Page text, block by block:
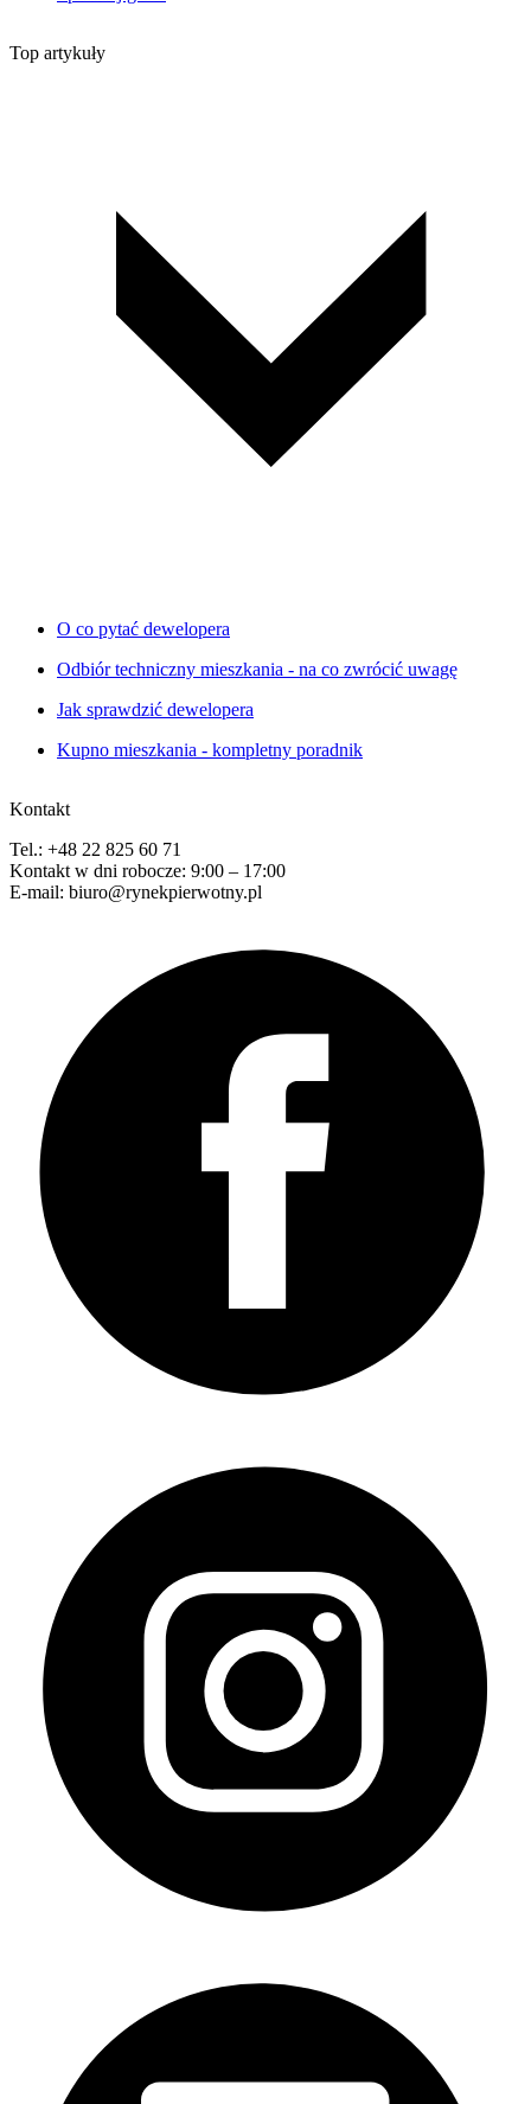
Top artykuły
O co pytać dewelopera
Odbiór techniczny mieszkania - na co zwrócić uwagę
Jak sprawdzić dewelopera
Kupno mieszkania - kompletny poradnik
Kontakt
Tel.: +48 22 825 60 71
Kontakt w dni robocze: 9:00 – 17:00
E-mail: biuro@rynekpierwotny.pl